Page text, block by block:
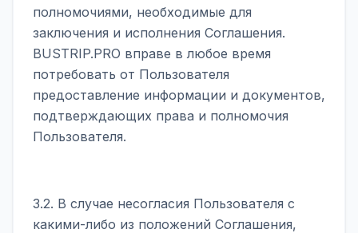
полномочиями, необходимые для
заключения и исполнения Соглашения.
BUSTRIP.PRO вправе в любое время
потребовать от Пользователя
предоставление информации и документов,
подтверждающих права и полномочия
Пользователя.
3.2. В случае несогласия Пользователя с
какими-либо из положений Соглашения,